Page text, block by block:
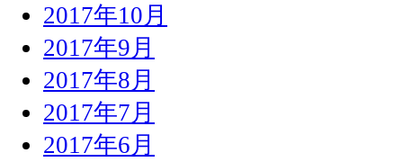
2017年10月
2017年9月
2017年8月
2017年7月
2017年6月